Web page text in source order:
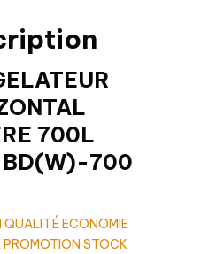
700L
BD(W)-700
QUALITÉ ECONOMIE
PROMOTION STOCK